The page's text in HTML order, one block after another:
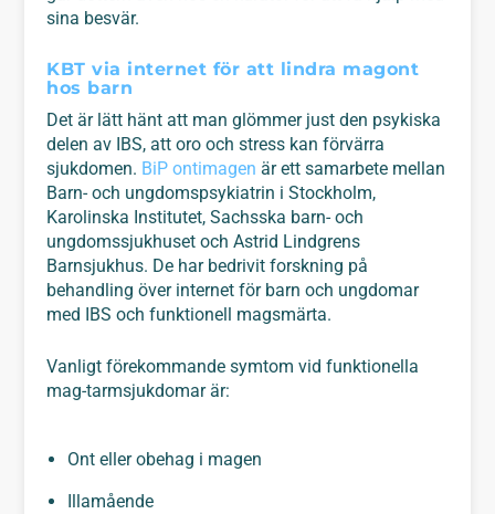
sina besvär.
KBT via internet för att lindra magont
hos barn
Det är lätt hänt att man glömmer just den psykiska
delen av IBS, att oro och stress kan förvärra
sjukdomen. BiP ontimagen är ett samarbete mellan
Barn- och ungdomspsykiatrin i Stockholm,
Karolinska Institutet, Sachsska barn- och
ungdomssjukhuset och Astrid Lindgrens
Barnsjukhus. De har bedrivit forskning på
behandling över internet för barn och ungdomar
med IBS och funktionell magsmärta.
Vanligt förekommande symtom vid funktionella
mag-tarmsjukdomar är:
Ont eller obehag i magen
Illamående